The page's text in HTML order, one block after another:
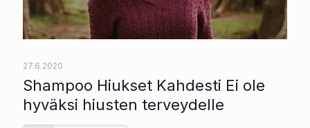
27.6.2020
Shampoo Hiukset Kahdesti Ei ole
hyväksi hiusten terveydelle